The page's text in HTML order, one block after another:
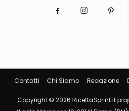
Contatti Chi Siamo Redazione
Copyright © 2026 RicettaSprint.it